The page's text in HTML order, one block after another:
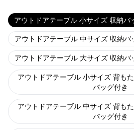
アウトドアテーブル 小サイズ 収納バ
アウトドアテーブル 中サイズ 収納バ
アウトドアテーブル 大サイズ 収納バ
アウトドアテーブル 小サイズ 背も
バッグ付き
アウトドアテーブル 中サイズ 背も
バッグ付き